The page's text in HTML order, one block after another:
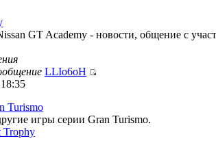
GT Academy - новости, общение с
LLIo6oH
Turismo
игры серии Gran Turismo.
Trophy